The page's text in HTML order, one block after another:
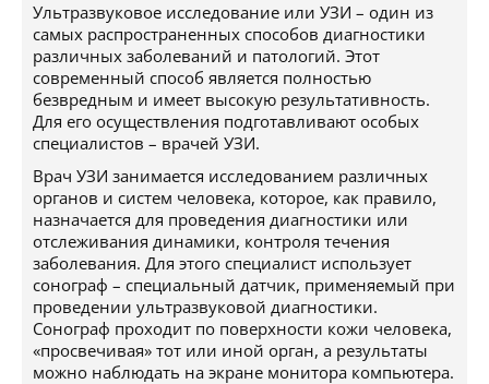
Ультразвуковое исследование или УЗИ – один из
самых распространенных способов диагностики
различных заболеваний и патологий. Этот
современный способ является полностью
безвредным и имеет высокую результативность.
Для его осуществления подготавливают особых
специалистов – врачей УЗИ.
Врач УЗИ занимается исследованием различных
органов и систем человека, которое, как правило,
назначается для проведения диагностики или
отслеживания динамики, контроля течения
заболевания. Для этого специалист использует
сонограф – специальный датчик, применяемый при
проведении ультразвуковой диагностики.
Сонограф проходит по поверхности кожи человека,
«просвечивая» тот или иной орган, а результаты
можно наблюдать на экране монитора компьютера.